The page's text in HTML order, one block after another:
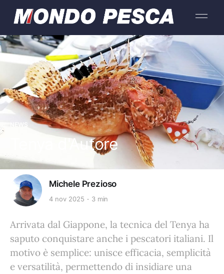
NEWS
Tenya d'Autore
Michele Prezioso
4 nov 2025 3 min
Arrivata dal Giappone, la tecnica del Tenya ha
saputo conquistare anche i pescatori italiani. Il
motivo è semplice: unisce efficacia, semplicità
e versatilità, permettendo di insidiare una